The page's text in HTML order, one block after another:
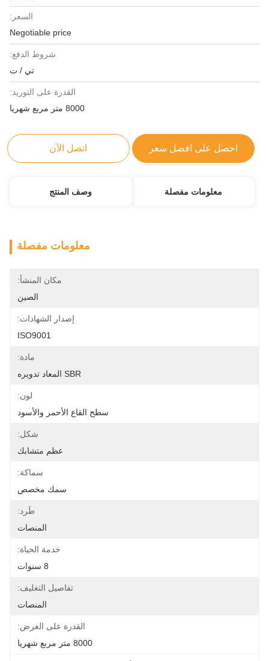
السعر:
Negotiable price
شروط الدفع:
تي / ت
القدرة على التوريد:
8000 متر مربع شهريا
احصل على افضل سعر اتصل الآن
معلومات مفصلة وصف المنتج
معلومات مفصلة
مكان المنشأ:
الصين
إصدار الشهادات:
ISO9001
مادة:
SBR المعاد تدويره
لون:
سطح القاع الأحمر والأسود
شكل:
عظم متشابك
سماكة:
سمك مخصص
طَرد:
المنصات
خدمة الحياة:
تفاصيل التغليف:
المنصات
القدرة على العرض:
8000 متر مربع شهريا